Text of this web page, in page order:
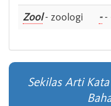
Zool- zoologi --
Sekilas Arti